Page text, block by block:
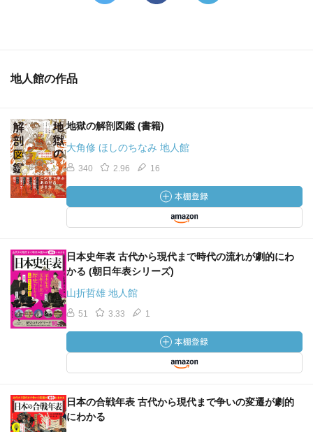
地人館の作品
地獄の解剖図鑑 (書籍)
大角修 ほしのちなみ 地人館
340 2.96 16
日本史年表 古代から現代まで時代の流れが劇的にわ
かる (朝日年表シリーズ)
山折哲雄 地人館
51 3.33 1
日本の合戦年表 古代から現代まで争いの変遷が劇的
にわかる